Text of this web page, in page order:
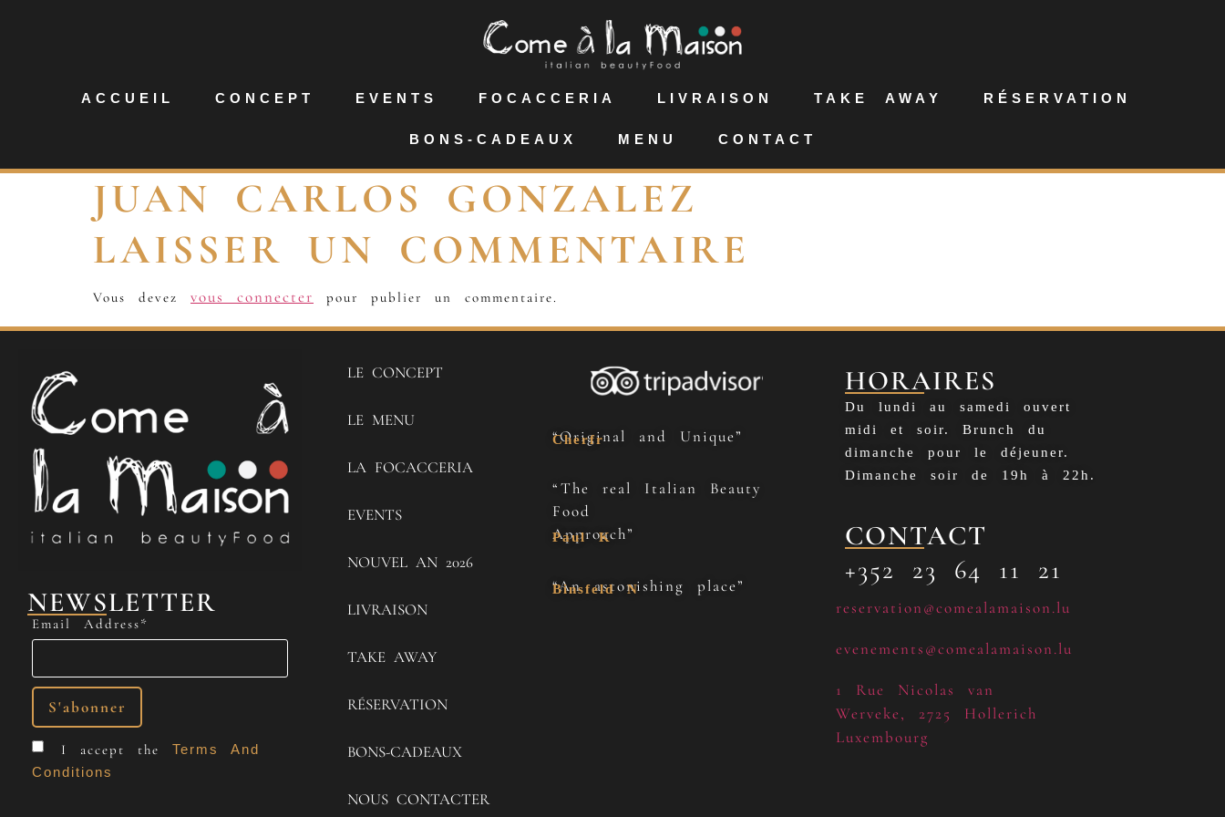
ACCUEIL CONCEPT EVENTS FOCACCERIA LIVRAISON TAKE AWAY RÉSERVATION
BONS-CADEAUX MENU CONTACT
JUAN CARLOS GONZALEZ
LAISSER UN COMMENTAIRE
Vous devez vous connecter pour publier un commentaire.
NEWSLETTER
Email Address*
I accept the Terms And
Conditions
LE CONCEPT
LE MENU
LA FOCACCERIA
EVENTS
NOUVEL AN 2026
LIVRAISON
TAKE AWAY
RÉSERVATION
BONS-CADEAUX
NOUS CONTACTER
“Original and Unique”
Cherfr
“The real Italian Beauty
Food
Approach”
Paul K
“An astonishing place”
Binsfeld N
HORAIRES
Du lundi au samedi ouvert
midi et soir. Brunch du
dimanche pour le déjeuner.
Dimanche soir de 19h à 22h.
CONTACT
+352 23 64 11 21
reservation@comealamaison.lu
evenements@comealamaison.lu
1 Rue Nicolas van
Werveke, 2725 Hollerich
Luxembourg